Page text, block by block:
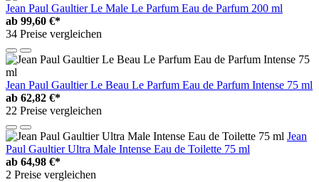
Jean Paul Gaultier Le Male Le Parfum Eau de Parfum 200 ml
ab 99,60 €*
34 Preise vergleichen
Jean Paul Gaultier Le Beau Le Parfum Eau de Parfum Intense 75 ml
ab 62,82 €*
22 Preise vergleichen
Jean
Paul Gaultier Ultra Male Intense Eau de Toilette 75 ml
ab 64,98 €*
2 Preise vergleichen